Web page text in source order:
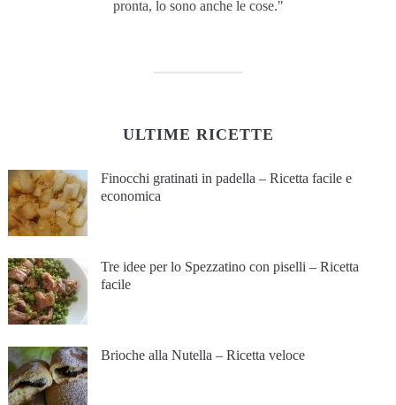
pronta, lo sono anche le cose."
ULTIME RICETTE
Finocchi gratinati in padella – Ricetta facile e
economica
Tre idee per lo Spezzatino con piselli – Ricetta
facile
Brioche alla Nutella – Ricetta veloce